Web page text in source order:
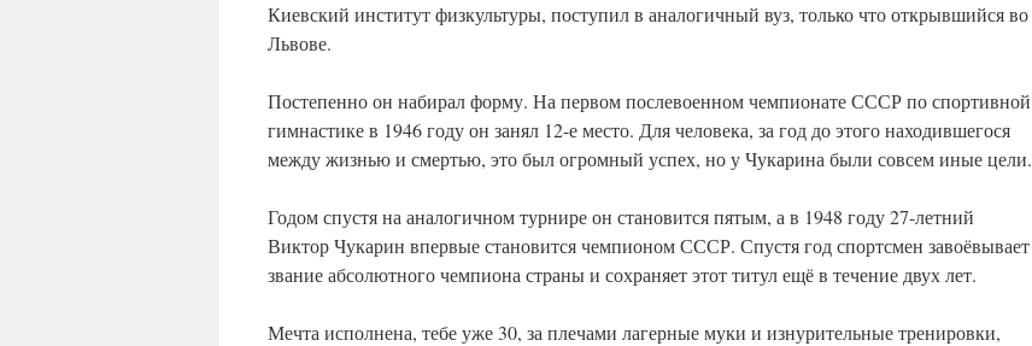
Киевский институт физкультуры, поступил в аналогичный вуз, только что открывшийся во
Львове.
Постепенно он набирал форму. На первом послевоенном чемпионате СССР по спортивной
гимнастике в 1946 году он занял 12-е место. Для человека, за год до этого находившегося
между жизнью и смертью, это был огромный успех, но у Чукарина были совсем иные цели.
Годом спустя на аналогичном турнире он становится пятым, а в 1948 году 27-летний
Виктор Чукарин впервые становится чемпионом СССР. Спустя год спортсмен завоёвывает
звание абсолютного чемпиона страны и сохраняет этот титул ещё в течение двух лет.
Мечта исполнена, тебе уже 30, за плечами лагерные муки и изнурительные тренировки,